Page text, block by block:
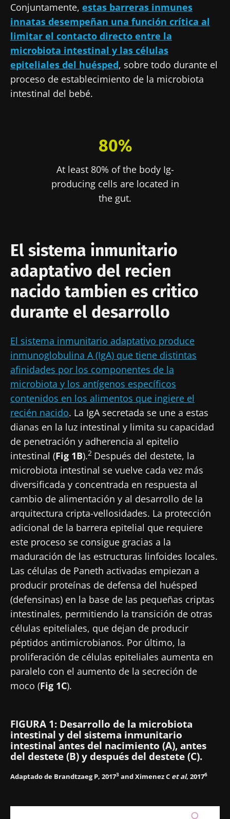
Conjuntamente, estas barreras inmunes
innatas desempeñan una función crítica al
limitar el contacto directo entre la
microbiota intestinal y las células
epiteliales del huésped, sobre todo durante el
proceso de establecimiento de la microbiota
intestinal del bebé.
80%
At least 80% of the body Ig-
producing cells are located in
the gut.
El sistema inmunitario
adaptativo del recien
nacido tambien es critico
durante el desarrollo
El sistema inmunitario adaptativo produce
inmunoglobulina A (IgA) que tiene distintas
afinidades por los componentes de la
microbiota y los antígenos específicos
contenidos en los alimentos que ingiere el
recién nacido. La IgA secretada se une a estas
dianas en la luz intestinal y limita su capacidad
de penetración y adherencia al epitelio
intestinal (Fig 1B).2 Después del destete, la
microbiota intestinal se vuelve cada vez más
diversificada y concentrada en respuesta al
cambio de alimentación y al desarrollo de la
arquitectura cripta-vellosidades. La protección
adicional de la barrera epitelial que requiere
este proceso se consigue gracias a la
maduración de las estructuras linfoides locales.
Las células de Paneth activadas empiezan a
producir proteínas de defensa del huésped
(defensinas) en la base de las pequeñas criptas
intestinales, permitiendo la transición de otras
células epiteliales, que dejan de producir
péptidos antimicrobianos. Por último, la
proliferación de células epiteliales aumenta en
paralelo con el aumento de la secreción de
moco (Fig 1C).
FIGURA 1: Desarrollo de la microbiota
intestinal y del sistema inmunitario
intestinal antes del nacimiento (A), antes
del destete (B) y después del destete (C).
Adaptado de Brandtzaeg P, 20173 and Ximenez C et al, 20176